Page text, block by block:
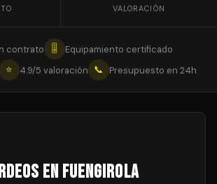
VALORACIÓN
contrato 🎚
Equipamiento certificado
⭐ 4.9/5 valoración 📞 Presupuesto en 24h
en Fuengirola